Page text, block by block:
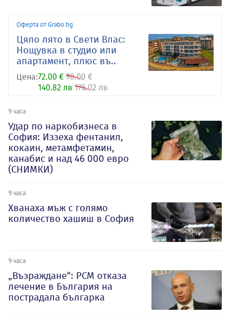
Оферта от Grabo.bg
Цяло лято в Свети Влас:
Нощувка в студио или
апартамент, плюс въ..
Цена:72.00 € 90.00 €
140.82 лв 176.02 лв
9 часа
Удар по наркобизнеса в
София: Иззеха фентанил,
кокаин, метамфетамин,
канабис и над 46 000 евро
(СНИМКИ)
9 часа
Хванаха мъж с голямо
количество хашиш в София
9 часа
„Възраждане“: РСМ отказа
лечение в България на
пострадала българка